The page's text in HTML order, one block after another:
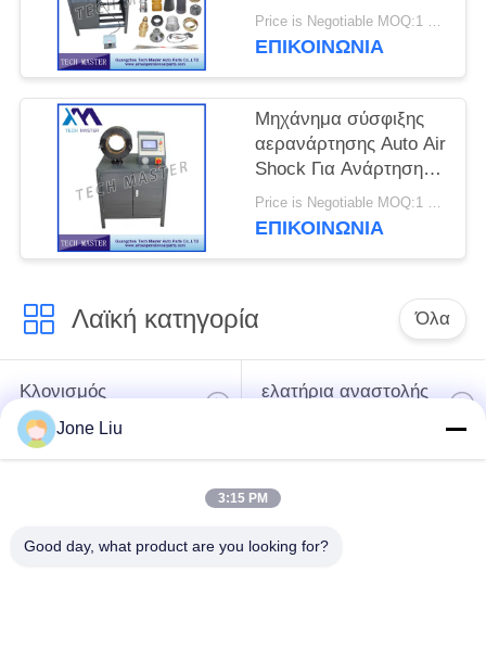
ανάρτησης αέρα για
Μηχανή σύσφιξης
Price is Negotiable MOQ:1 ομάδα
ΕΠΙΚΟΙΝΩΝΊΑ
Μηχάνημα σύσφιξης
αερανάρτησης Auto Air
Shock Για Ανάρτηση
αέρα Mercedes / BMWPrice is Negotiable MOQ:1 ομάδα
ΕΠΙΚΟΙΝΩΝΊΑ
Λαϊκή κατηγορία Όλα
Κλονισμός
αναστολής αέρα
ελατήρια αναστολής
αέρα της BMW
Jone Liu
3:15 PM
Good day, what product are you looking for?